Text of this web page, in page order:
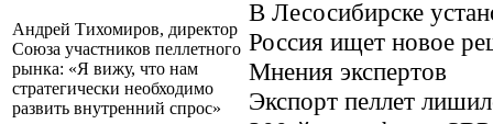
Андрей Тихомиров, директор
Союза участников пеллетного
рынка: «Я вижу, что нам
стратегически необходимо
развить внутренний спрос»
В Лесосибирске
Россия ищет новое
Мнения экспертов
Экспорт пеллет